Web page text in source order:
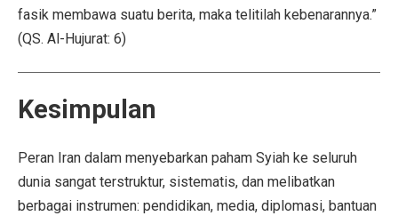
fasik membawa suatu berita, maka telitilah kebenarannya.”
(QS. Al-Hujurat: 6)
Kesimpulan
Peran Iran dalam menyebarkan paham Syiah ke seluruh
dunia sangat terstruktur, sistematis, dan melibatkan
berbagai instrumen: pendidikan, media, diplomasi, bantuan